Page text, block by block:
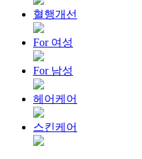
혈행개선
For 여성
For 남성
헤어케어
스킨케어